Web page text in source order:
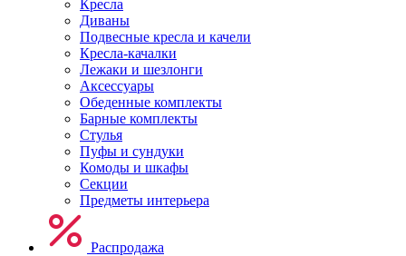
Кресла
Диваны
Подвесные кресла и качели
Кресла-качалки
Лежаки и шезлонги
Аксессуары
Обеденные комплекты
Барные комплекты
Стулья
Пуфы и сундуки
Комоды и шкафы
Секции
Предметы интерьера
Распродажа